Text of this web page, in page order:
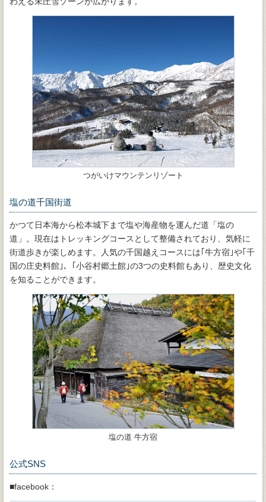
つがいけマウンテンリゾート
塩の道千国街道
かつて日本海から松本城下まで塩や海産物を運んだ道「塩の
道」。現在はトレッキングコースとして整備されており、気軽に
街道歩きが楽しめます。人気の千国越えコースには｢牛方宿｣や｢千
国の庄史料館｣、｢小谷村郷土館｣の3つの史料館もあり、歴史文化
を知ることができます。
塩の道 牛方宿
公式SNS
■facebook：